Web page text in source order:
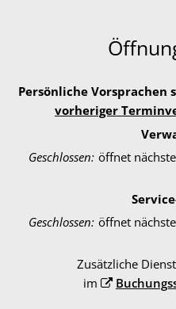
Persönliche Vorsprachen
vorheriger
Klicken, um weitere
Geschlossen: öffnet
Klicken, um weitere
Geschlossen: öffnet
Zusätzliche
im